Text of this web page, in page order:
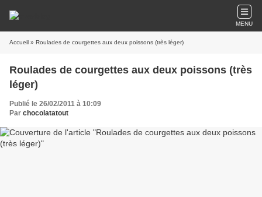
MENU
Accueil » Roulades de courgettes aux deux poissons (très léger)
Roulades de courgettes aux deux poissons (très
léger)
Publié le 26/02/2011 à 10:09
Par chocolatatout